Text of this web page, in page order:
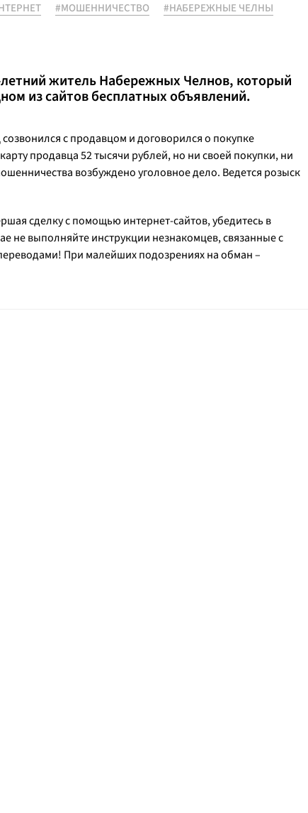
#МОШЕННИЧЕСТВО
#НАБЕРЕЖНЫЕ ЧЕЛНЫ
житель Набережных Челнов, который
из сайтов бесплатных объявлений.
с продавцом и договорился о покупке
продавца 52 тысячи рублей, но ни своей покупки, ни
возбуждено уголовное дело. Ведется розыск
сделку с помощью интернет-сайтов, убедитесь в
не выполняйте инструкции незнакомцев, связанные с
При малейших подозрениях на обман –